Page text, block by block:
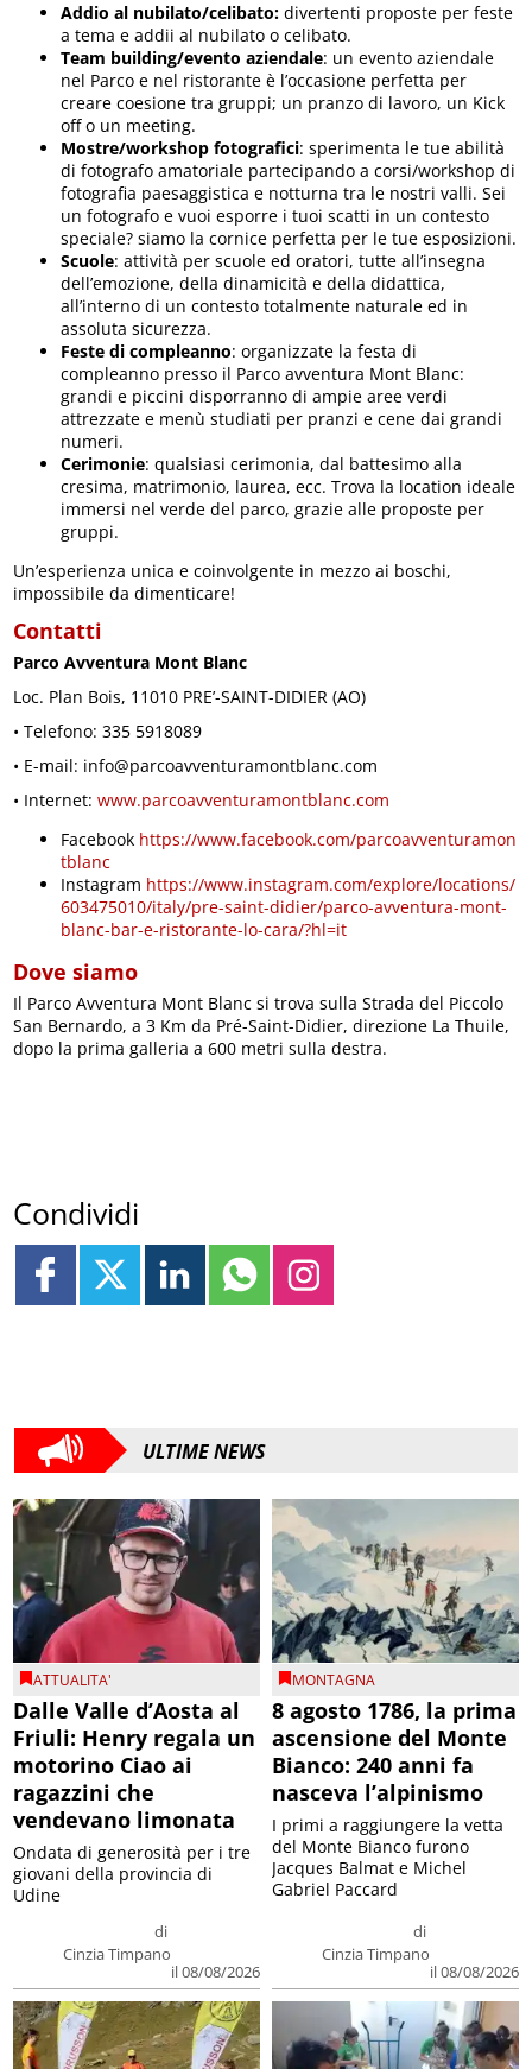
Addio al nubilato/celibato:divertenti proposte per feste
a tema e addii al nubilato o celibato.
Team building/evento aziendale: un evento aziendale
nel Parco e nel ristorante è l’occasione perfetta per
creare coesione tra gruppi; un pranzo di lavoro, un Kick
off o un meeting.
Mostre/workshop fotografici: sperimenta le tue abilità
di fotografo amatoriale partecipando a corsi/workshop di
fotografia paesaggistica e notturna tra le nostri valli. Sei
un fotografo e vuoi esporre i tuoi scatti in un contesto
speciale? siamo la cornice perfetta per le tue esposizioni.
Scuole: attività per scuole ed oratori, tutte all’insegna
dell’emozione, della dinamicità e della didattica,
all’interno di un contesto totalmente naturale ed in
assoluta sicurezza.
Feste di compleanno: organizzate la festa di
compleanno presso il Parco avventura Mont Blanc:
grandi e piccini disporranno di ampie aree verdi
attrezzate e menù studiati per pranzi e cene dai grandi
numeri.
Cerimonie: qualsiasi cerimonia, dal battesimo alla
cresima, matrimonio, laurea, ecc. Trova la location ideale
immersi nel verde del parco, grazie alle proposte per
gruppi.
Un’esperienza unica e coinvolgente in mezzo ai boschi,
impossibile da dimenticare!
Contatti
Parco Avventura Mont Blanc
Loc. Plan Bois, 11010 PRE’-SAINT-DIDIER (AO)
• Telefono: 335 5918089
• E-mail: info@parcoavventuramontblanc.com
• Internet:www.parcoavventuramontblanc.com
Facebook https://www.facebook.com/parcoavventuramon
tblanc
Instagram https://www.instagram.com/explore/locations/
603475010/italy/pre-saint-didier/parco-avventura-mont-
blanc-bar-e-ristorante-lo-cara/?hl=it
Dove siamo
Il Parco Avventura Mont Blanc si trova sulla Strada del Piccolo
San Bernardo, a 3 Km da Pré-Saint-Didier, direzione La Thuile,
dopo la prima galleria a 600 metri sulla destra.
Condividi
ULTIME NEWS
ATTUALITA'
Dalle Valle d’Aosta al
Friuli: Henry regala un
motorino Ciao ai
ragazzini che
vendevano limonata
di
Cinzia Timpano
il 08/08/2026
Ondata di generosità per i tre
giovani della provincia di
Udine
MONTAGNA
8 agosto 1786, la prima
ascensione del Monte
Bianco: 240 anni fa
nasceva l’alpinismo
di
Cinzia Timpano
il 08/08/2026
I primi a raggiungere la vetta
del Monte Bianco furono
Jacques Balmat e Michel
Gabriel Paccard